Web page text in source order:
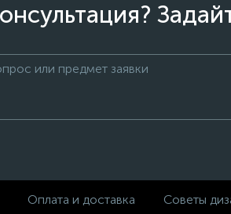
Оплата и доставка Советы